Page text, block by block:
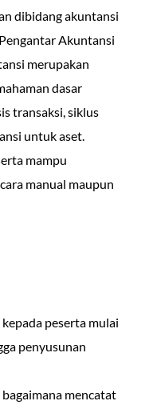
dibidang akuntansi
Akuntansi
merupakan
dasar
transaksi, siklus
untuk aset.
mampu
manual maupun
peserta mulai
penyusunan
mencatat